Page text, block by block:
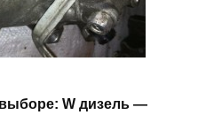
W дизель —